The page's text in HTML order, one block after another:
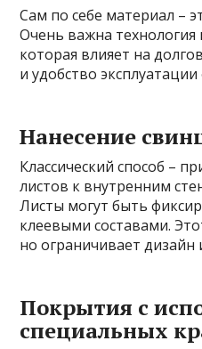
Сам по себе материал –
Очень важна
которая влияет на
и удобство
Нанесение
Классический способ –
листов к внутренним
Листы могут быть
клеевыми составами.
но ограничивает дизайн
Покрытия с
специальных